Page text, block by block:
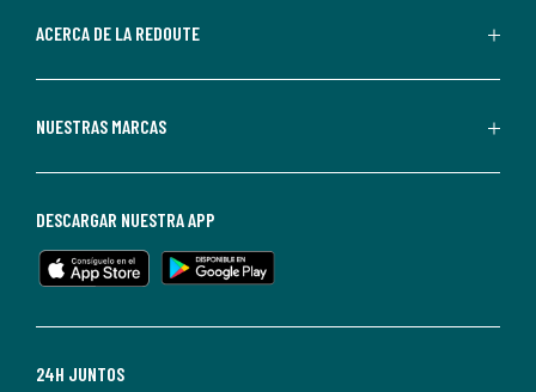
Redoute.
de
en
cualquier
Para
ACERCA DE LA REDOUTE
NUESTRAS MARCAS
24H JUNTOS
DESCARGAR NUESTRA APP